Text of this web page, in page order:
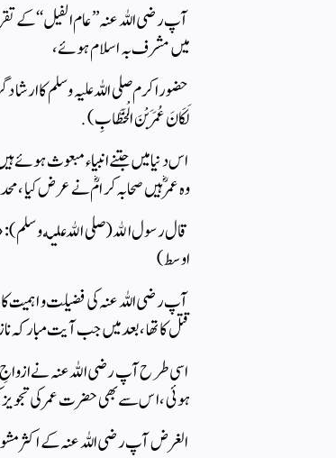
میں مشرف بہ اسلام ہو ئے،
حضور اکرم صلی اللہ علیہ وسلم کا
لَكَانَ عُمَرَ بْنَ الْخَطَّابِ ) .
اس دنیا میں جتنے انبیاء مبعوث
وہ عمرؓ ہیں صحابہ کرامؓ نے عرض کیا،
قال رسول الله (صلى الله عليه
اوسط)
آپ رضی اللہ عنہ کی فضیلت و اہمیت
قتل کا تھا ، بعد میں جب آیت
اسی طرح آپ رضی اللہ عنہ نے ازواجِ
ہوئی ، اس سے بھی حضرت عمر کی تجویز
الغرض آپ رضی اللہ عنہ کے اکثر